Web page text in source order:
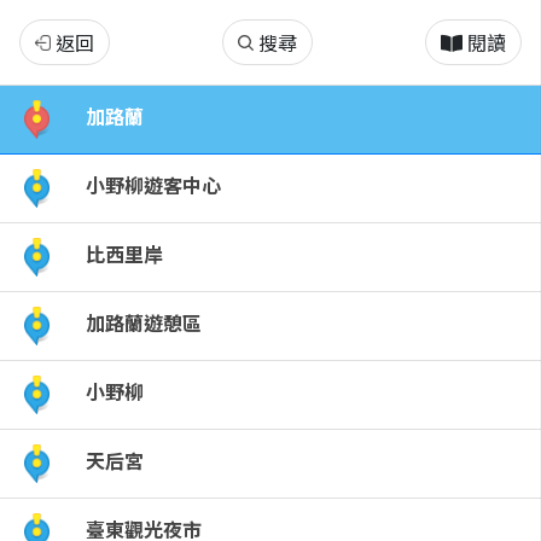
臺
東
縣
臺
東
市
熱
門
返回 搜尋 閱讀
加路蘭
小野柳遊客中心
比西里岸
加路蘭遊憩區
小野柳
天后宮
臺東觀光夜市